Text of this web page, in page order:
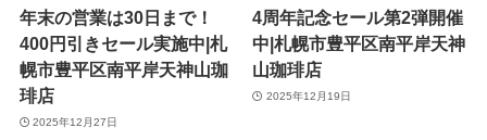
年末の営業は30日まで！
400円引きセール実施中|札
幌市豊平区南平岸天神山珈
琲店
2025年12月27日
4周年記念セール第2弾開催
中|札幌市豊平区南平岸天神
山珈琲店
2025年12月19日